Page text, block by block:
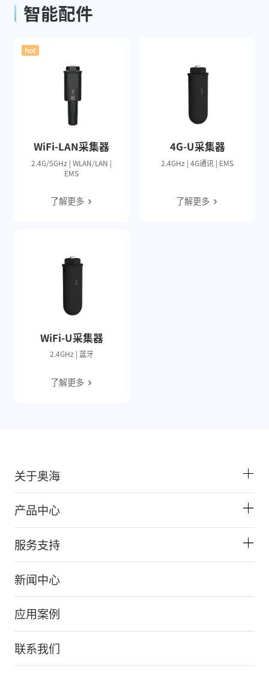
智能配件
hot
WiFi-LAN采集器
2.4G/5GHz | WLAN/LAN |
EMS
了解更多
4G-U采集器
2.4GHz | 4G通讯 | EMS
了解更多
WiFi-U采集器
2.4GHz | 蓝牙
了解更多
关于奥海
产品中心
服务支持
新闻中心
应用案例
联系我们